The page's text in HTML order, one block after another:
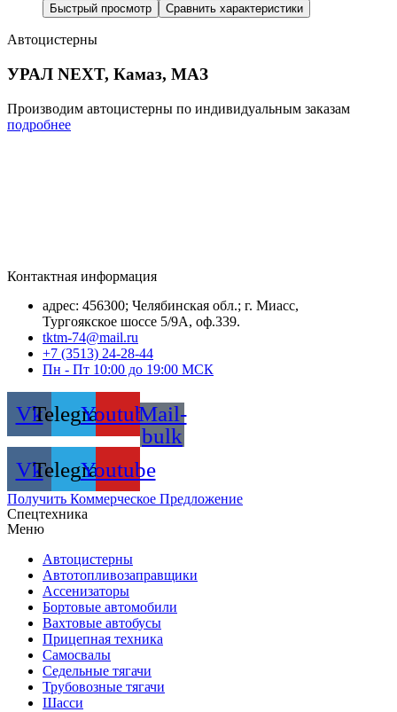
Быстрый просмотр Сравнить характеристики
Автоцистерны
УРАЛ NEXT, Камаз, МАЗ
Производим автоцистерны по индивидуальным заказам
подробнее
Контактная информация
адрес: 456300; Челябинская обл.; г. Миасс,
Тургоякское шоссе 5/9А, оф.339.
tktm-74@mail.ru
+7 (3513) 24-28-44
Пн - Пт 10:00 до 19:00 МСК
VkTelegramYoutubeMail-
bulk
VkTelegramYoutube
Получить Коммерческое Предложение
Спецтехника
Меню
Автоцистерны
Автотопливозаправщики
Ассенизаторы
Бортовые автомобили
Вахтовые автобусы
Прицепная техника
Самосвалы
Седельные тягачи
Трубовозные тягачи
Шасси